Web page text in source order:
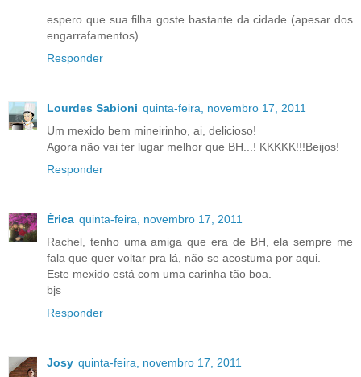
espero que sua filha goste bastante da cidade (apesar dos
engarrafamentos)
Responder
Lourdes Sabioni quinta-feira, novembro 17, 2011
Um mexido bem mineirinho, ai, delicioso!
Agora não vai ter lugar melhor que BH...! KKKKK!!!Beijos!
Responder
Érica quinta-feira, novembro 17, 2011
Rachel, tenho uma amiga que era de BH, ela sempre me
fala que quer voltar pra lá, não se acostuma por aqui.
Este mexido está com uma carinha tão boa.
bjs
Responder
Josy quinta-feira, novembro 17, 2011